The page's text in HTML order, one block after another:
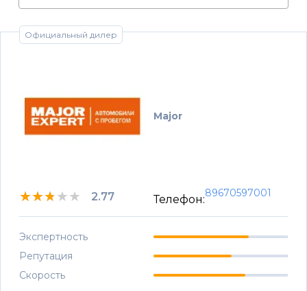
Официальный дилер
Major
★★★★★
★★★★★
★★★★★ 2.77 Телефон:
89670597001
Экспертность
Репутация
Скорость